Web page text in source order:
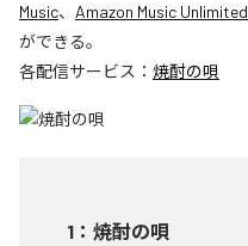
Music、 Amazon Music Unlimited
ができる。
各配信サービス： 焼酎の唄
1 ： 焼酎の唄